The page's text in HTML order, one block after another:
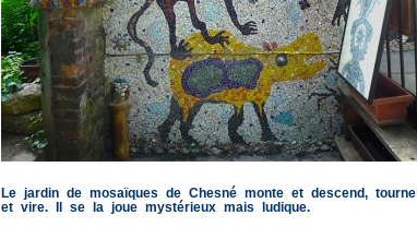
Le jardin de mosaïques de Chesné monte et descend, tourne
et vire. Il se la joue mystérieux mais ludique.